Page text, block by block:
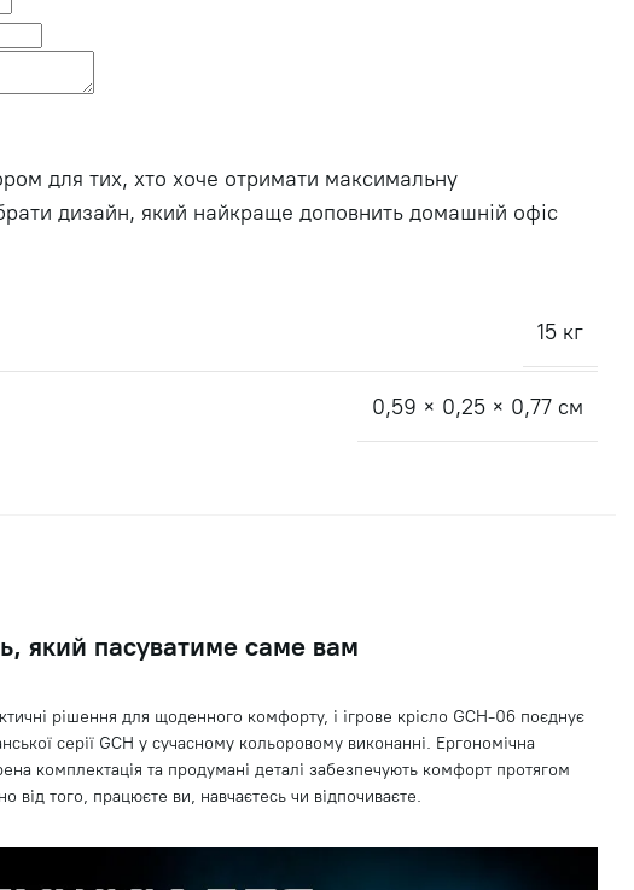
для тих, хто хоче отримати максимальну
дизайн, який найкраще доповнить домашній офіс
15 кг
0,59 × 0,25 × 0,77 см
який пасуватиме саме вам
рішення для щоденного комфорту, і ігрове крісло GCH-06 поєднує
серії GCH у сучасному кольоровому виконанні. Ергономічна
комплектація та продумані деталі забезпечують комфорт протягом
від того, працюєте ви, навчаєтесь чи відпочиваєте.